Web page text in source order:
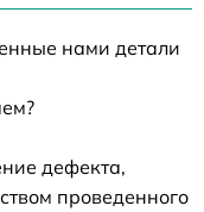
нами детали
дефекта,
проведенного